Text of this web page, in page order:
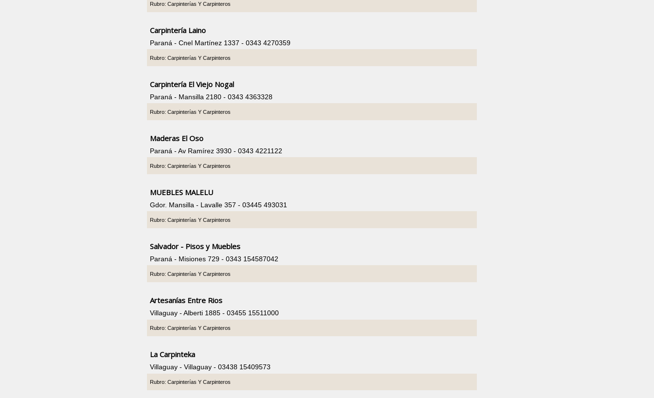
Rubro: Carpinterías Y Carpinteros
Carpintería Laino
Paraná - Cnel Martínez 1337 - 0343 4270359
Rubro: Carpinterías Y Carpinteros
Carpintería El Viejo Nogal
Paraná - Mansilla 2180 - 0343 4363328
Rubro: Carpinterías Y Carpinteros
Maderas El Oso
Paraná - Av Ramírez 3930 - 0343 4221122
Rubro: Carpinterías Y Carpinteros
MUEBLES MALELU
Gdor. Mansilla - Lavalle 357 - 03445 493031
Rubro: Carpinterías Y Carpinteros
Salvador - Pisos y Muebles
Paraná - Misiones 729 - 0343 154587042
Rubro: Carpinterías Y Carpinteros
Artesanías Entre Rios
Villaguay - Alberti 1885 - 03455 15511000
Rubro: Carpinterías Y Carpinteros
La Carpinteka
Villaguay - Villaguay - 03438 15409573
Rubro: Carpinterías Y Carpinteros